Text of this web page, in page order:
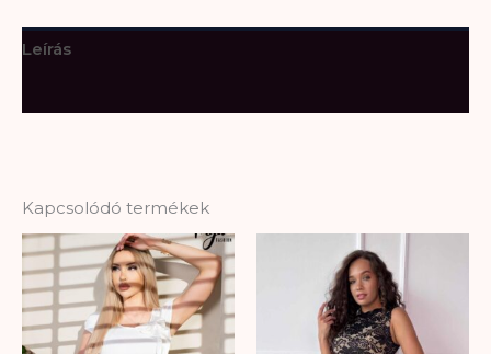
Leírás
Kapcsolódó termékek